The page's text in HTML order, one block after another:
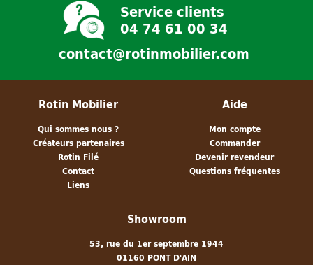
Service clients
04 74 61 00 34
contact@rotinmobilier.com
Rotin Mobilier
Qui sommes nous ?
Créateurs partenaires
Rotin Filé
Contact
Liens
Aide
Mon compte
Commander
Devenir revendeur
Questions fréquentes
Showroom
53, rue du 1er septembre 1944
01160 PONT D'AIN